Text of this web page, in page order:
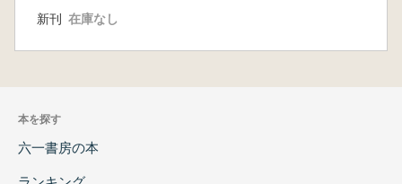
新刊 在庫なし
本を探す
六一書房の本